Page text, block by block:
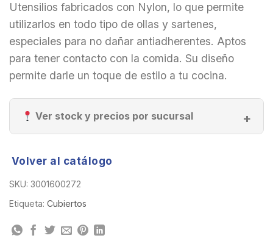
Utensilios fabricados con Nylon, lo que permite
utilizarlos en todo tipo de ollas y sartenes,
especiales para no dañar antiadherentes. Aptos
para tener contacto con la comida. Su diseño
permite darle un toque de estilo a tu cocina.
Ver stock y precios por sucursal
Volver al catálogo
SKU: 3001600272
Etiqueta: Cubiertos